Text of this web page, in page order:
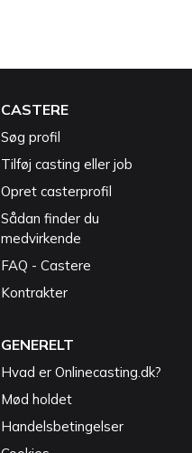
CASTERE
Søg profil
Tilføj casting eller job
Opret casterprofil
Sådan finder du
medvirkende
FAQ - Castere
Kontrakter
GENERELT
Hvad er Onlinecasting.dk?
Mød holdet
Handelsbetingelser